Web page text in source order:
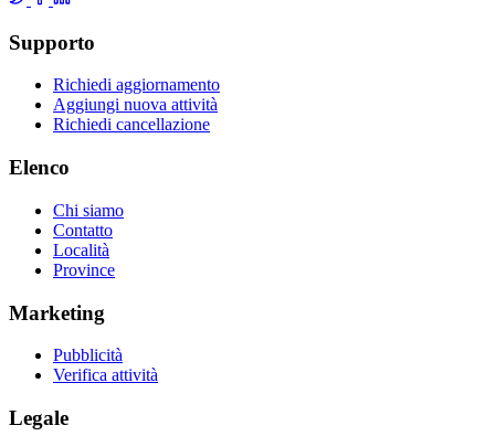
Supporto
Richiedi aggiornamento
Aggiungi nuova attività
Richiedi cancellazione
Elenco
Chi siamo
Contatto
Località
Province
Marketing
Pubblicità
Verifica attività
Legale